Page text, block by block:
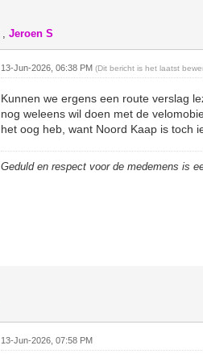
,Jeroen S
13-Jun-2026, 06:38 PM(Dit bericht is het laatst
Kunnen we ergens een route verslag
nog weleens wil doen met de
het oog heb, want Noord Kaap is toch
Geduld en respect voor de medemens is
13-Jun-2026, 07:58 PM